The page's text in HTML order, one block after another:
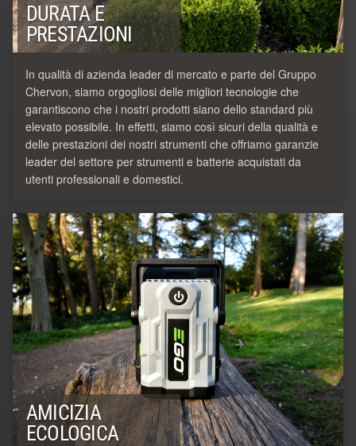
DURATA E
PRESTAZIONI
In qualità di azienda leader di mercato e parte del Gruppo
Chervon, siamo orgogliosi delle migliori tecnologie che
garantiscono che i nostri prodotti siano dello standard più
elevato possibile. In effetti, siamo così sicuri della qualità e
delle prestazioni dei nostri strumenti che offriamo garanzie
leader del settore per strumenti e batterie acquistati da
utenti professionali e domestici.
AMICIZIA
ECOLOGICA